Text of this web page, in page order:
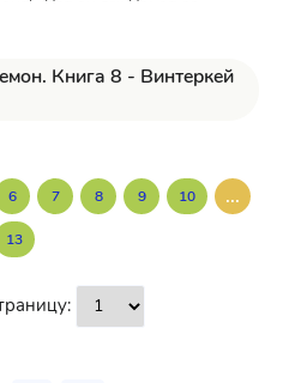
Книга 8 - Винтеркей
6 7 8 9 10 ...
13